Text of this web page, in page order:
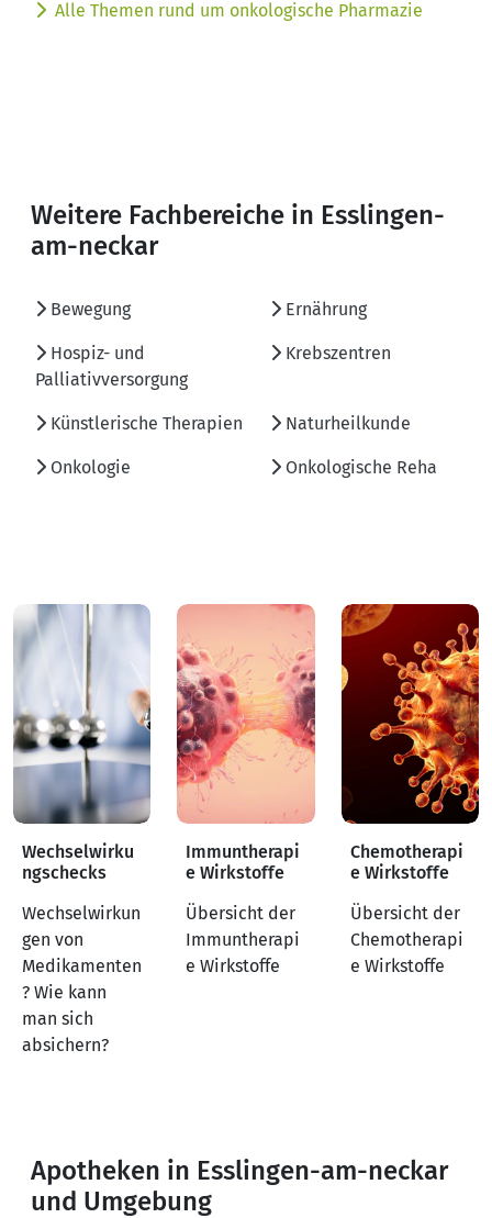
Alle Themen rund um onkologische Pharmazie
Weitere Fachbereiche in Esslingen-
am-neckar
Bewegung Ernährung
Hospiz- und
Palliativversorgung
Krebszentren
Künstlerische Therapien Naturheilkunde
Onkologie Onkologische Reha
Wechselwirku
ngschecks
Wechselwirkun
gen von
Medikamenten
? Wie kann
man sich
absichern?
Immuntherapi
e Wirkstoffe
Übersicht der
Immuntherapi
e Wirkstoffe
Chemotherapi
e Wirkstoffe
Übersicht der
Chemotherapi
e Wirkstoffe
Apotheken in Esslingen-am-neckar
und Umgebung